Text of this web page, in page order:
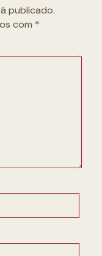
publicado.
com *